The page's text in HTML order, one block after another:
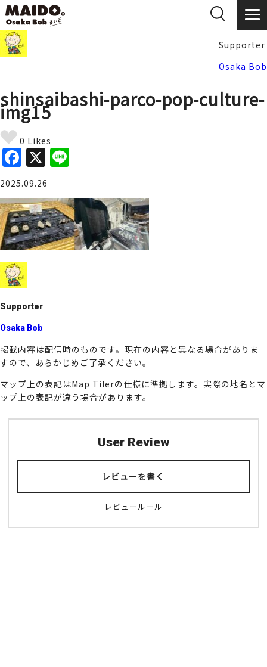
Supporter
Osaka Bob
shinsaibashi-parco-pop-culture-
img15
0 Likes
F
a
c
e
b
o
o
k
X
e
2025.09.26
Supporter
Osaka Bob
掲載内容は配信時のものです。現在の内容と異なる場合がありま
すので、あらかじめご了承ください。
マップ上の表記はMap Tilerの仕様に準拠します。実際の地名とマ
ップ上の表記が違う場合があります。
User Review
レビューを書く
レビュールール